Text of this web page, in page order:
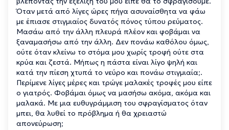
Όταν μετά από λίγες ώρες πήγα ασυναίσθητα να φάω
με έπιασε στιγμιαίος δυνατός πόνος τύπου ρεύματος.
Μασάω από την άλλη πλευρά πλέον και φοβάμαι να
ξαναμασήσω από την άλλη. Δεν πονάω καθόλου όμως,
ούτε όταν κλείνω το στόμα μου χωρίς τροφή ούτε στα
κρύα και ζεστά. Μήπως η πάστα είναι λίγο ψηλή και
κατά την πίεση χτυπά το νεύρο και πονάω στιγμιαία;.
Περίμενε λίγες μέρες και τρώγε μαλακές τροφές μου είπε
ο γιατρός. Φοβάμαι όμως να μασήσω ακόμα, ακόμα και
μαλακά. Με μια ευθυγράμμιση του σφραγίσματος όταν
μπει, θα λυθεί το πρόβλημα ή θα χρειαστώ
απονεύρωση;